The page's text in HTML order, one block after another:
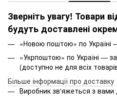
Зверніть увагу! Товари
будуть доставлені
«Новою поштою» по
«Укрпоштою» по Україні —
(доступно не для всіх
Більше інформації про доставку
Виробник зв'яжеться з